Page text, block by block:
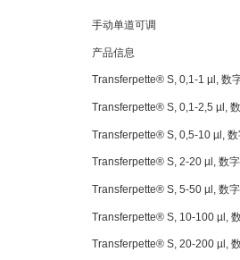
手动单道可调
产品信息
Transferpette® S, 0,1-1 µl, 数
Transferpette® S, 0,1-2,5 µl,
Transferpette® S, 0,5-10 µl,
Transferpette® S, 2-20 µl, 数
Transferpette® S, 5-50 µl, 数
Transferpette® S, 10-100 µl,
Transferpette® S, 20-200 µl,